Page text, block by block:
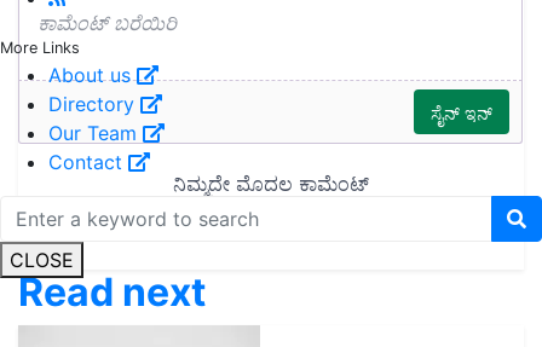
More Links
About us
Directory
Our Team
Contact
CLOSE
Read next